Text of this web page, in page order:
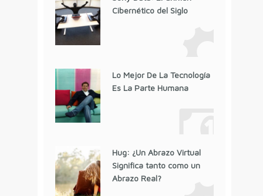
Cibernético del Siglo
Lo Mejor De La Tecnología
Es La Parte Humana
Hug: ¿Un Abrazo Virtual
Significa tanto como un
Abrazo Real?